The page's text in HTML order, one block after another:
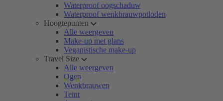
Waterproof oogschaduw
Waterproof wenkbrauwpotloden
Hoogtepunten
Alle weergeven
Make-up met glans
Veganistische make-up
Travel Size
Alle weergeven
Ogen
Wenkbrauwen
Teint